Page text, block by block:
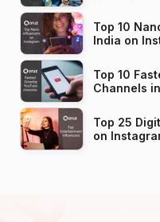
Top 10
India on
Top 10
Top 25
on